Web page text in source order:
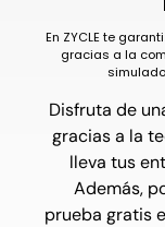
En ZYCLE te
gracias a la
Disfruta de
gracias a la
lleva tus
Además,
prueba gratis